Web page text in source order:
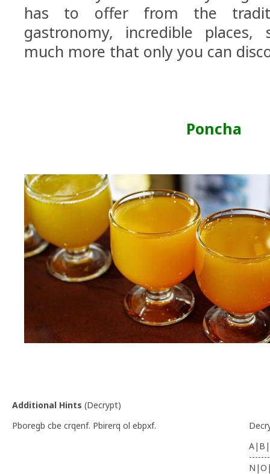
has to offer from the
gastronomy, incredible places,
much more that only you can
Poncha
Additional Hints (Decrypt)
Pboregb cbe crqenf. Pbirerq ol ebpxf.